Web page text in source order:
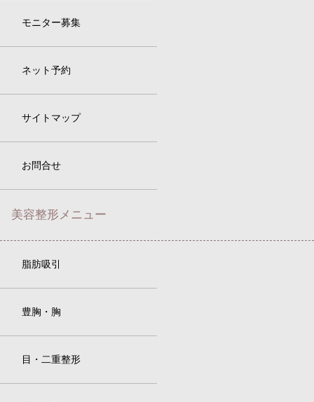
モニター募集
ネット予約
サイトマップ
お問合せ
美容整形メニュー
脂肪吸引
豊胸・胸
目・二重整形